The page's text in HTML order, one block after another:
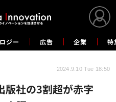
ジー 広告 企業 特
版社の3割超が赤字
2024.9.10 Tue 18:50